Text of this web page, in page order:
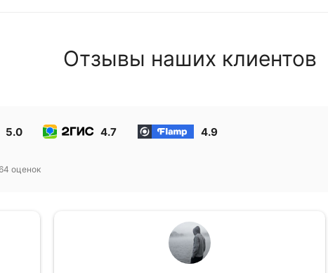
Отзывы наших клиентов
5.0 4.7 4.9
оценок